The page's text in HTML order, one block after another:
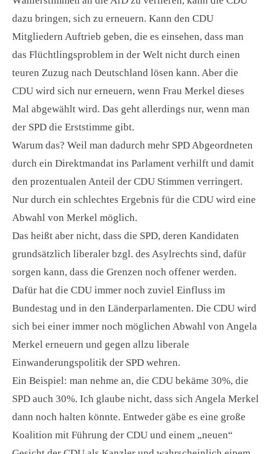
dazu bringen, sich zu erneuern. Kann den CDU
Mitgliedern Auftrieb geben, die es einsehen, dass man
das Flüchtlingsproblem in der Welt nicht durch einen
teuren Zuzug nach Deutschland lösen kann. Aber die
CDU wird sich nur erneuern, wenn Frau Merkel dieses
Mal abgewählt wird. Das geht allerdings nur, wenn man
der SPD die Erststimme gibt.
Warum das? Weil man dadurch mehr SPD Abgeordneten
durch ein Direktmandat ins Parlament verhilft und damit
den prozentualen Anteil der CDU Stimmen verringert.
Nur durch ein schlechtes Ergebnis für die CDU wird eine
Abwahl von Merkel möglich.
Das heißt aber nicht, dass die SPD, deren Kandidaten
grundsätzlich liberaler bzgl. des Asylrechts sind, dafür
sorgen kann, dass die Grenzen noch offener werden.
Dafür hat die CDU immer noch zuviel Einfluss im
Bundestag und in den Länderparlamenten. Die CDU wird
sich bei einer immer noch möglichen Abwahl von Angela
Merkel erneuern und gegen allzu liberale
Einwanderungspolitik der SPD wehren.
Ein Beispiel: man nehme an, die CDU bekäme 30%, die
SPD auch 30%. Ich glaube nicht, dass sich Angela Merkel
dann noch halten könnte. Entweder gäbe es eine große
Koalition mit Führung der CDU und einem „neuen“